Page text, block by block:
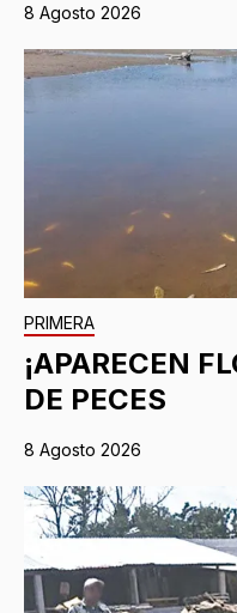
8 Agosto 2026
PRIMERA
¡APARECEN
DE PECES
8 Agosto 2026